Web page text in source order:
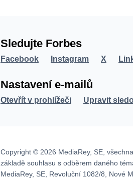
Sledujte Forbes
Facebook Instagram X
Nastavení e-mailů
Otevřít v prohlížeči Upravit
Copyright © 2026 MediaRey, SE,
základě souhlasu s odběrem daného
MediaRey, SE, Revoluční 1082/8, Nové